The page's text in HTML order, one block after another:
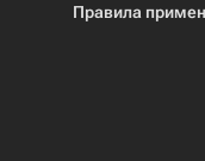
Правила